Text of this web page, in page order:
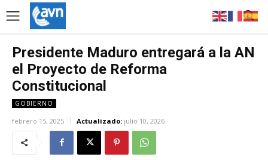
Presidente Maduro entregará a la AN
el Proyecto de Reforma
Constitucional
GOBIERNO
febrero 15, 2025 Actualizado: julio 10, 2026